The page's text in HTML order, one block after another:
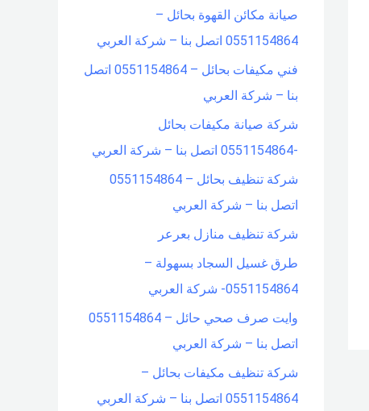
f
o
r
:
صيانة مكائن القهوة بحائل –
0551154864 اتصل بنا – شركة العربي
فني مكيفات بحائل – 0551154864 اتصل
بنا – شركة العربي
شركة صيانة مكيفات بحائل
-0551154864 اتصل بنا – شركة العربي
شركة تنظيف بحائل – 0551154864
اتصل بنا – شركة العربي
شركة تنظيف منازل بعرعر
طرق غسيل السجاد بسهولة –
0551154864- شركة العربي
وايت صرف صحي حائل – 0551154864
اتصل بنا – شركة العربي
شركة تنظيف مكيفات بحائل –
0551154864 اتصل بنا – شركة العربي